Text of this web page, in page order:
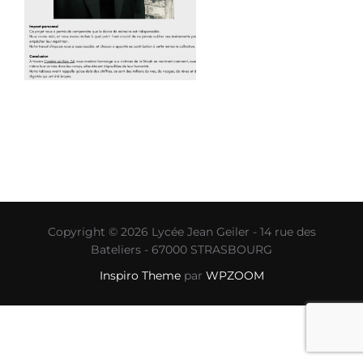
Copyright © 2026 Lycée Jean Geiler - 14 rue des
Bateliers - 67000 STRASBOURG
Inspiro Themepar WPZOOM